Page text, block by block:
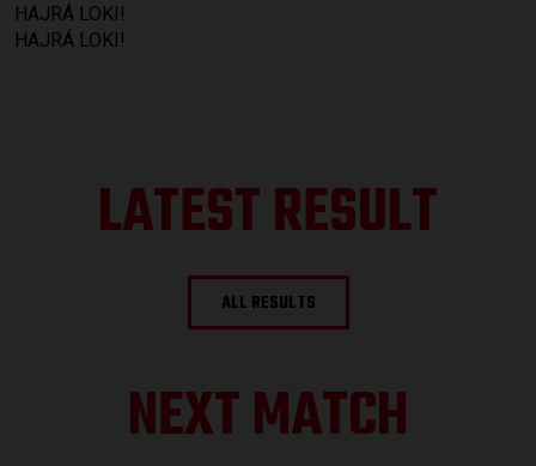
HAJRÁ LOKI!
HAJRÁ LOKI!
LATEST RESULT
ALL RESULTS
NEXT MATCH